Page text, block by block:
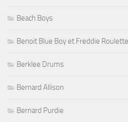
Beach Boys
Benoit Blue Boy et Freddie Roulette
Berklee Drums
Bernard Allison
Bernard Purdie